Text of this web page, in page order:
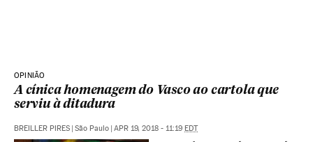
OPINIÃO
A cínica homenagem do Vasco ao cartola que
serviu à ditadura
BREILLER PIRES | São Paulo | APR 19, 2018 - 11:19 EDT